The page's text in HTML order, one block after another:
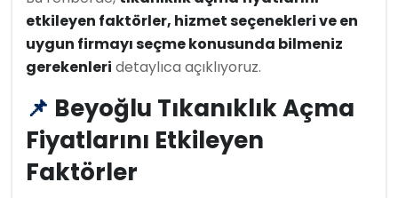
etkileyen faktörler, hizmet seçenekleri ve en
uygun firmayı seçme konusunda bilmeniz
gerekenleri detaylıca açıklıyoruz.
📌 Beyoğlu Tıkanıklık Açma
Fiyatlarını Etkileyen
Faktörler